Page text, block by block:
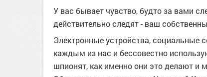
У вас бывает чувство, будто за вами
действительно следят - ваш
Электронные устройства, социальные
каждым из нас и бессовестно
шпионят, как именно они это делают